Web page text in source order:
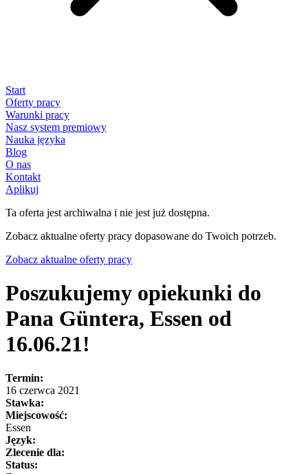
Start
Oferty pracy
Warunki pracy
Nasz system premiowy
Nauka języka
Blog
O nas
Kontakt
Aplikuj
Ta oferta jest archiwalna i nie jest już dostępna.
Zobacz aktualne oferty pracy dopasowane do Twoich potrzeb.
Zobacz aktualne oferty pracy
Poszukujemy opiekunki do
Pana Güntera, Essen od
16.06.21!
Termin:
16 czerwca 2021
Stawka:
Miejscowość:
Essen
Język:
Zlecenie dla:
Status: